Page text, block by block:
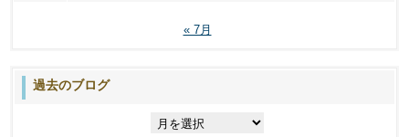
« 7月
過去のブログ